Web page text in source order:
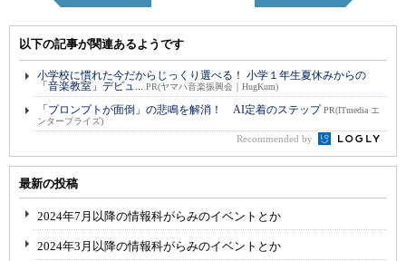
以下の記事が関連あるようです
小学校に慣れた今だからじっくり選べる！ 小学１年生夏休みからの
「音楽教室」デビュ... PR(ヤマハ音楽振興会｜HugKum)
「プロンプトが面倒」の悲鳴を解消！ AI定着のステップPR(ITmedia エ
ンタープライズ)
Recommended by
最新の投稿
2024年7月以降の情報科がらみのイベントとか
2024年3月以降の情報科がらみのイベントとか